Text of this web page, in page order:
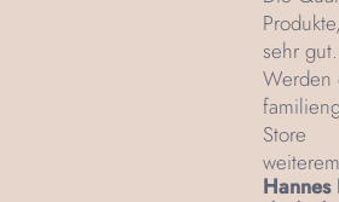
sehr gut.
Werden
Store
Hannes